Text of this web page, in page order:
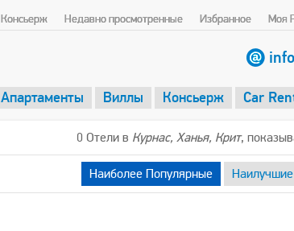
Консьерж Недавно просмотренные Избранное Моя
Апартаменты Виллы Консьерж Car
0 Отели в Курнас, Ханья, Крит,
Наиболее Популярные